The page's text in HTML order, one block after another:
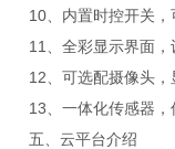
10、内置时控开关
11、全彩显示界面，
12、可选配摄像头
13、一体化传感器
五、云平台介绍